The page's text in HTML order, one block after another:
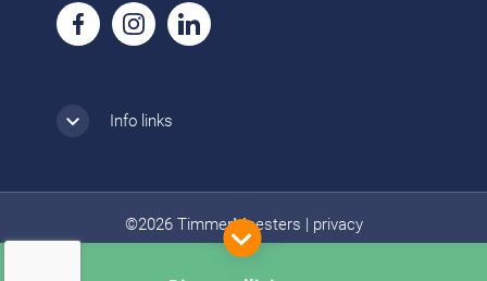
Info links
©2026 TimmerMeesters privacy